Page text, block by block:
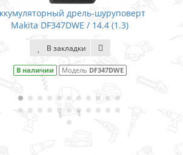
Дрель Makita M0600 / 350 Вт
В закладки
В наличии Модель